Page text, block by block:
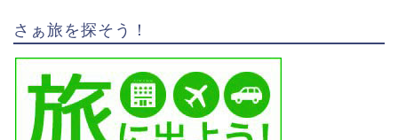
さぁ旅を探そう！